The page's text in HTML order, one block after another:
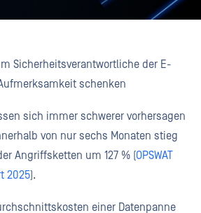
Sicherheitsverantwortliche der E-
schenken
sich immer schwerer vorhersagen
von nur sechs Monaten stieg
Angriffsketten um 127 % (OPSWAT
2025).
einer Datenpanne